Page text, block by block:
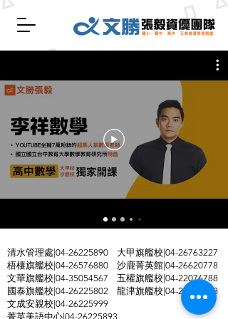
清水管理處|04-26225890 大甲旗艦校|04-26763227
梧棲旗艦校|04-26576880 沙鹿菁英館|04-26620778
文華旗艦校|04-35054567​ 五權旗艦校|04-22076788
國泰旗艦校|04-26225802 龍津旗艦校|04-26395858
文成安親校|04-26225999
菁英美語中心|04-26225893